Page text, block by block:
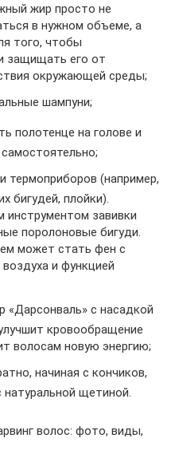
жир просто не
в нужном объеме, а
того, чтобы
защищать его от
окружающей среды;
шампуни;
полотенце на голове и
термоприборов (например,
бигудей, плойки).
инструментом завивки
поролоновые бигуди.
может стать фен с
и функцией
«Дарсонваль» с насадкой
кровообращение
волосам новую энергию;
начиная с кончиков,
щетиной.
волос: фото, виды,